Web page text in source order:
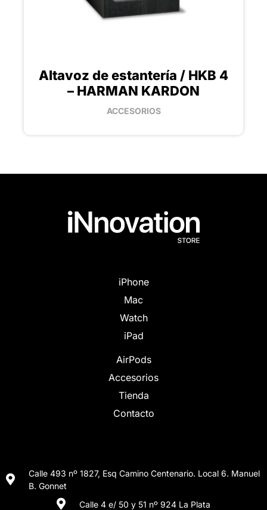
ACCESORIOS
Altavoz de estantería / HKB 4
– HARMAN KARDON
iPhone
Mac
Watch
iPad
AirPods
Accesorios
Tienda
Contacto
Calle 493 nº 1827, Esq Camino Centenario. Local 6. Manuel
B. Gonnet
Calle 4 e/ 50 y 51 nº 924 La Plata